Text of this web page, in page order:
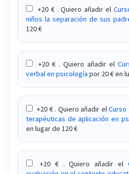
Curso de tratamiento del
Curso sobre acoso
afrontarlo
Curso sobre adicción a las
Curso sobre análisis
Curso sobre bulimia
Curso sobre criminología
Curso sobre dependencia
+20 € . Quiero añadir el
niños la separación de sus
120 €
+20 € . Quiero añadir el
verbal en psicología por 20 € en
+20 € . Quiero añadir el
terapéuticas de aplicación en
en lugar de 120 €
+20 € . Quiero añadir el